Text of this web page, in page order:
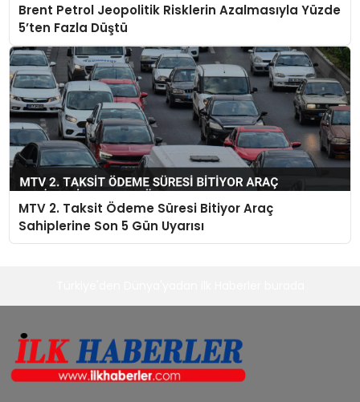
Brent Petrol Jeopolitik Risklerin Azalmasıyla Yüzde
5’ten Fazla Düştü
MTV 2. Taksit Ödeme Süresi Bitiyor Araç
Sahiplerine Son 5 Gün Uyarısı